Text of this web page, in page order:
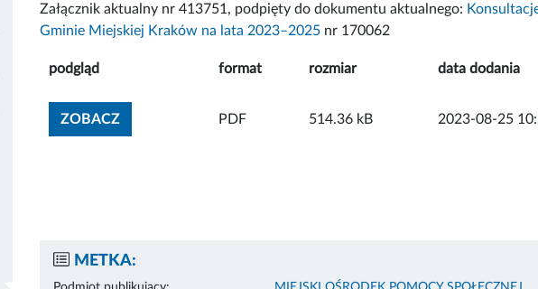
Załącznik aktualny nr 413751, podpięty do dokumentu aktualnego:
Gminie Miejskiej Kraków na lata 2023–2025 nr 170062
podgląd format rozmiar data dodania
ZOBACZZOBACZ ZAŁĄCZNIK
PDF 514.36 kB 2023-08-25
METKA: